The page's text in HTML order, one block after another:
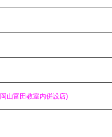
山富田教室内併設店)